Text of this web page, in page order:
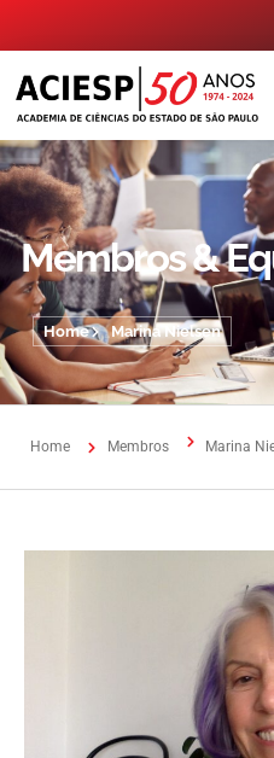
Membros &
Home Marina Nielsen
Home Membros Marina